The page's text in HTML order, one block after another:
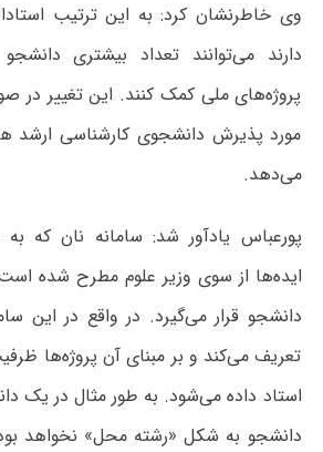
وی خاطرنشان کرد: به این ترتیب
دارند می‌توانند تعداد بیشتری
پروژه‌های ملی کمک کنند. این تغییر در
مورد پذیرش دانشجوی کارشناسی
می‌دهد.
پورعباس یادآور شد: سامانه نان که به
ایده‌ها از سوی وزیر علوم مطرح شده
دانشجو قرار می‌گیرد. در واقع در این
تعریف می‌کند و بر مبنای آن پروژه‌ها
استاد داده می‌شود. به طور مثال در یک
دانشجو به شکل «رشته محل» نخواهد